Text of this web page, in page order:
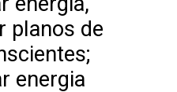
planos de
energia